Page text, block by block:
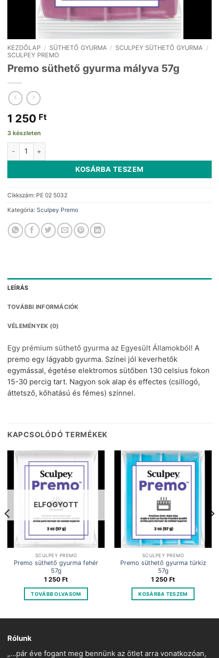
KEZDŐLAP / SÜTHETŐ GYURMA / SCULPEY SÜTHETŐ GYURMA /
SCULPEY PREMO
Premo süthető gyurma mályva 57g
1 250 Ft
3 készleten
Premo süthető gyurma mályva 57g mennyiség
KOSÁRBA TESZEM
Cikkszám: PE 02 5032
Kategória: Sculpey Premo
LEÍRÁS
TOVÁBBI INFORMÁCIÓK
VÉLEMÉNYEK (0)
Egy prémium süthető gyurma az Egyesült Államokból! A
premo egy lágyabb gyurma. Színei jól keverhetők
egymással, égetése elektromos sütőben 130 celsius fokon
15-30 percig tart. Nagyon sok alap és effectes (csillogó,
áttetsző, kőhatású és fémes) színnel.
KAPCSOLÓDÓ TERMÉKEK
ELFOGYOTT
SCULPEY PREMO
Premo süthető gyurma fehér
57g
1 250 Ft
TOVÁBB OLVASOM
SCULPEY PREMO
Premo süthető gyurma türkiz
57g
1 250 Ft
KOSÁRBA TESZEM
Rólunk
„…pár éve fogant meg bennünk az ötlet arra vonatkozóan,